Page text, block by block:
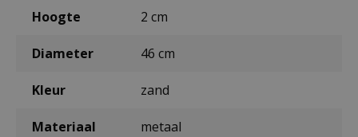
Hoogte 2 cm
Diameter 46 cm
Kleur zand
Materiaal metaal